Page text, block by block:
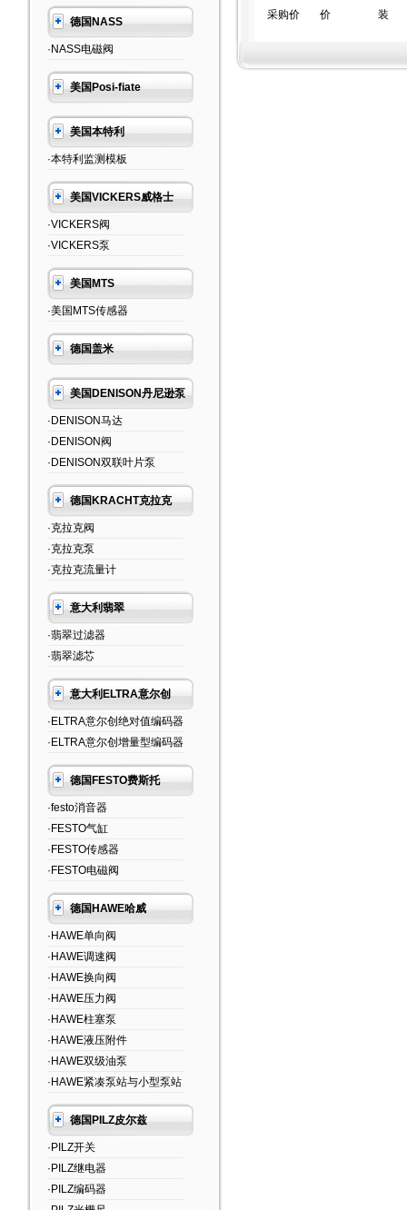
德国NASS
·NASS电磁阀
美国Posi-fiate
美国本特利
·本特利监测模板
美国VICKERS威格士
·VICKERS阀
·VICKERS泵
美国MTS
·美国MTS传感器
德国盖米
美国DENISON丹尼逊泵
·DENISON马达
·DENISON阀
·DENISON双联叶片泵
德国KRACHT克拉克
·克拉克阀
·克拉克泵
·克拉克流量计
意大利翡翠
·翡翠过滤器
·翡翠滤芯
意大利ELTRA意尔创
·ELTRA意尔创绝对值编码器
·ELTRA意尔创增量型编码器
德国FESTO费斯托
·festo消音器
·FESTO气缸
·FESTO传感器
·FESTO电磁阀
德国HAWE哈威
·HAWE单向阀
·HAWE调速阀
·HAWE换向阀
·HAWE压力阀
·HAWE柱塞泵
·HAWE液压附件
·HAWE双级油泵
·HAWE紧凑泵站与小型泵站
德国PILZ皮尔兹
·PILZ开关
·PILZ继电器
·PILZ编码器
采购价
价
装